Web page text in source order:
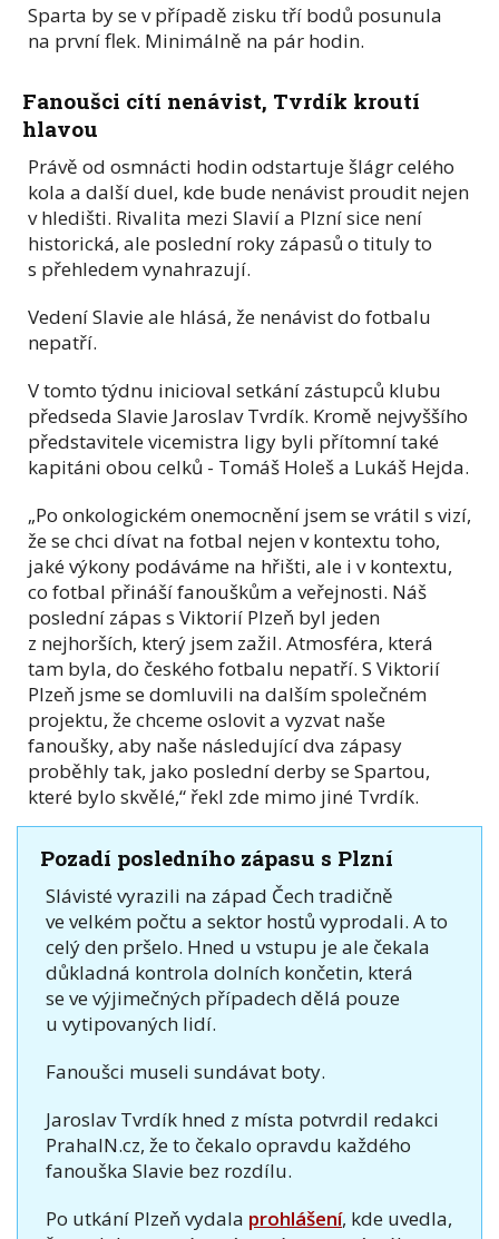
Sparta by se v případě zisku tří bodů posunula
na první flek. Minimálně na pár hodin.
Fanoušci cítí nenávist, Tvrdík kroutí
hlavou
Právě od osmnácti hodin odstartuje šlágr celého
kola a další duel, kde bude nenávist proudit nejen
v hledišti. Rivalita mezi Slavií a Plzní sice není
historická, ale poslední roky zápasů o tituly to
s přehledem vynahrazují.
Vedení Slavie ale hlásá, že nenávist do fotbalu
nepatří.
V tomto týdnu inicioval setkání zástupců klubu
předseda Slavie Jaroslav Tvrdík. Kromě nejvyššího
představitele vicemistra ligy byli přítomní také
kapitáni obou celků - Tomáš Holeš a Lukáš Hejda.
„Po onkologickém onemocnění jsem se vrátil s vizí,
že se chci dívat na fotbal nejen v kontextu toho,
jaké výkony podáváme na hřišti, ale i v kontextu,
co fotbal přináší fanouškům a veřejnosti. Náš
poslední zápas s Viktorií Plzeň byl jeden
z nejhorších, který jsem zažil. Atmosféra, která
tam byla, do českého fotbalu nepatří. S Viktorií
Plzeň jsme se domluvili na dalším společném
projektu, že chceme oslovit a vyzvat naše
fanoušky, aby naše následující dva zápasy
proběhly tak, jako poslední derby se Spartou,
které bylo skvělé,“ řekl zde mimo jiné Tvrdík.
Pozadí posledního zápasu s Plzní
Slávisté vyrazili na západ Čech tradičně
ve velkém počtu a sektor hostů vyprodali. A to
celý den pršelo. Hned u vstupu je ale čekala
důkladná kontrola dolních končetin, která
se ve výjimečných případech dělá pouze
u vytipovaných lidí.
Fanoušci museli sundávat boty.
Jaroslav Tvrdík hned z místa potvrdil redakci
PrahaIN.cz, že to čekalo opravdu každého
fanouška Slavie bez rozdílu.
Po utkání Plzeň vydala prohlášení, kde uvedla,